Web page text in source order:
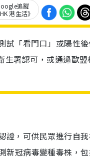
追蹤
港生活》
試「看門口」或陽性
生署認可，或通過歐盟
證，可供民眾進行自
新冠病毒變種毒株，